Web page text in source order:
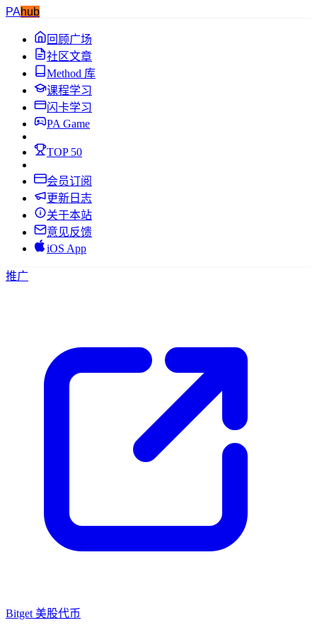
PAhub
回顾广场
社区文章
Method 库
课程学习
闪卡学习
PA Game
TOP 50
会员订阅
更新日志
关于本站
意见反馈
iOS App
推广
Bitget 美股代币